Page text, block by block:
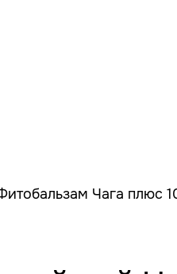
Чага плюс